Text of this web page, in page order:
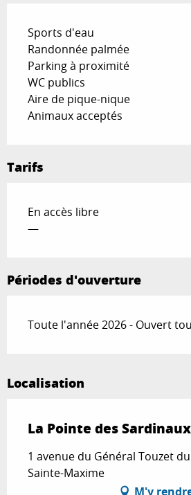
Sports d'eau
Randonnée palmée
Parking à proximité
WC publics
Aire de pique-nique
Animaux acceptés
Tarifs
En accès libre
—
Périodes d'ouverture
Toute l'année 2026 - Ouvert
Localisation
La Pointe des Sardinaux
1 avenue du Général Touzet
Sainte-Maxime
M'y